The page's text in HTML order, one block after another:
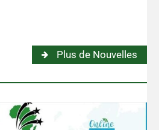
Plus de Nouvelles